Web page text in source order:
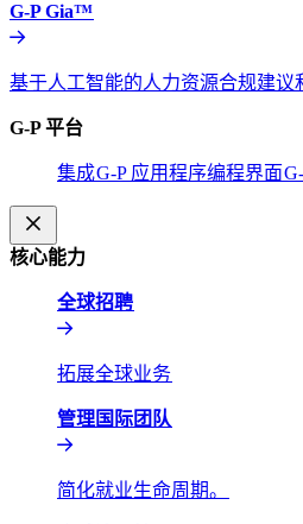
G-P Gia™​​
基于人工智能的人力资源合规建议
G-P 平台​​
集成​​G-P 应用程序编程界面​​
核心能力​​
全球招聘​​
拓展全球业务​​
管理国际团队​​
简化就业生命周期。​​